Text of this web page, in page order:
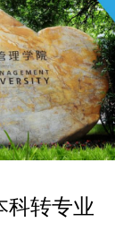
科转专业